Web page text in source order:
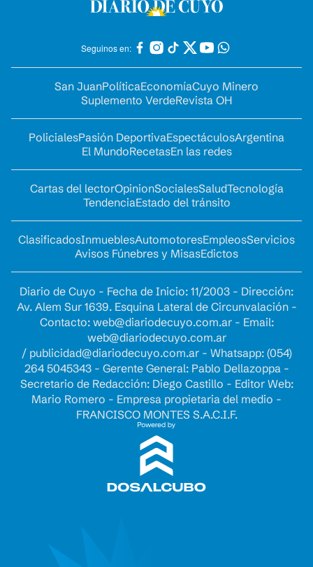
Seguinos en:
San JuanPolíticaEconomíaCuyo Minero
Suplemento VerdeRevista OH
PolicialesPasión DeportivaEspectáculosArgentina
El MundoRecetasEn las redes
Cartas del lectorOpinionSocialesSaludTecnología
TendenciaEstado del tránsito
ClasificadosInmueblesAutomotoresEmpleosServicios
Avisos Fúnebres y MisasEdictos
Diario de Cuyo - Fecha de Inicio: 11/2003 - Dirección:
Av. Alem Sur 1639. Esquina Lateral de Circunvalación -
Contacto: web@diariodecuyo.com.ar- Email:
web@diariodecuyo.com.ar
/ publicidad@diariodecuyo.com.ar- Whatsapp: (054)
264 5045343 - Gerente General: Pablo Dellazoppa -
Secretario de Redacción: Diego Castillo - Editor Web:
Mario Romero - Empresa propietaria del medio -
FRANCISCO MONTES S.A.C.I.F.